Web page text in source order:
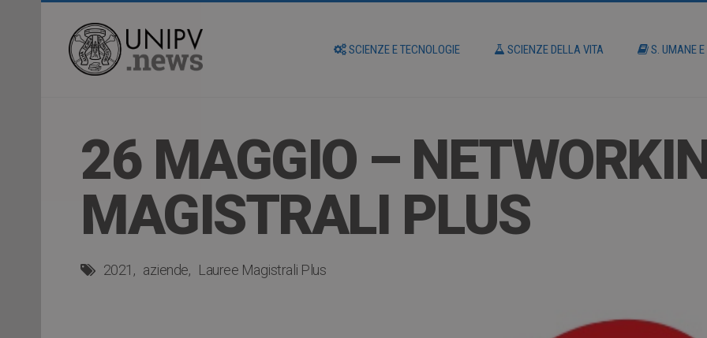
SCIENZE E TECNOLOGIE SCIENZE DELLA VITA S. UMANE
26 MAGGIO –
MAGISTRALI PLUS
2021 aziende Lauree Magistrali Plus